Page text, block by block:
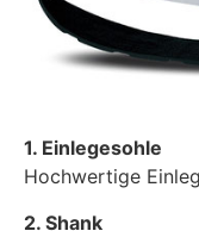
1. Einlegesohle
Hochwertige
2. Shank